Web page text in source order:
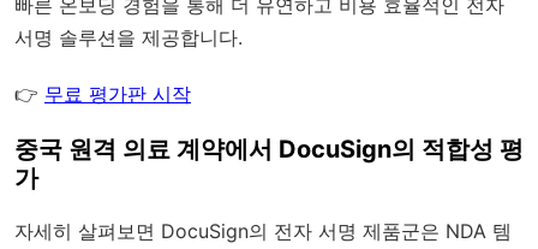
서명 솔루션을 제공합니다.
👉 무료 평가판 시작
중국 원격 의료 계약에서 DocuSign의 적합성 평
가
자세히 살펴보면 DocuSign의 전자 서명 제품군은 NDA 템